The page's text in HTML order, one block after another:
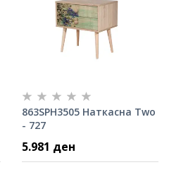
863SPH3505 Наткасна Two
- 727
5.981 ден